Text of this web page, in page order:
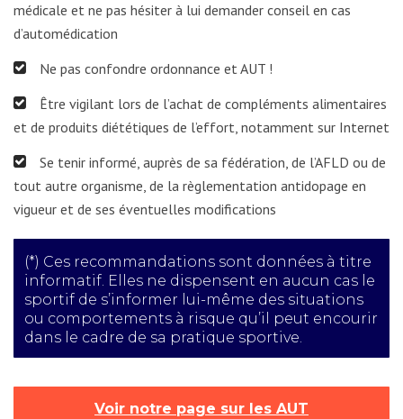
médicale et ne pas hésiter à lui demander conseil en cas
d’automédication
Ne pas confondre ordonnance et AUT !
Être vigilant lors de l’achat de compléments alimentaires
et de produits diététiques de l’effort, notamment sur Internet
Se tenir informé, auprès de sa fédération, de l’AFLD ou de
tout autre organisme, de la règlementation antidopage en
vigueur et de ses éventuelles modifications
(*) Ces recommandations sont données à titre
informatif. Elles ne dispensent en aucun cas le
sportif de s’informer lui-même des situations
ou comportements à risque qu’il peut encourir
dans le cadre de sa pratique sportive.
Voir notre page sur les AUT